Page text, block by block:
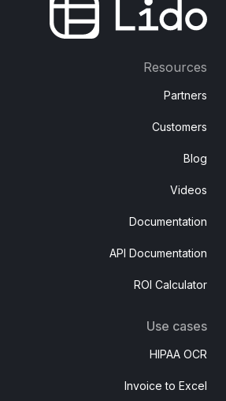
Resources
Partners
Customers
Blog
Videos
Documentation
API Documentation
ROI Calculator
Use cases
HIPAA OCR
Invoice to Excel